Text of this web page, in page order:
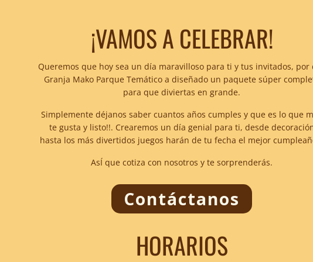
¡VAMOS A CELEBRAR!
Queremos que hoy sea un día maravilloso para ti y tus invitados, por
Granja Mako Parque Temático a diseñado un paquete súper
para que diviertas en grande.
Simplemente déjanos saber cuantos años cumples y que es lo que
te gusta y listo!!. Crearemos un día genial para ti, desde
hasta los más divertidos juegos harán de tu fecha el mejor
AsÍ que cotiza con nosotros y te sorprenderás.
Contáctanos
HORARIOS